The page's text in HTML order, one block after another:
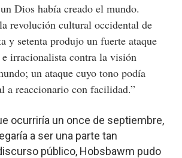
Dios había creado el mundo.
revolución cultural occidental de
y setenta produjo un fuerte ataque
irracionalista contra la visión
un ataque cuyo tono podía
a reaccionario con facilidad.”
ocurriría un once de septiembre,
a ser una parte tan
público, Hobsbawm pudo